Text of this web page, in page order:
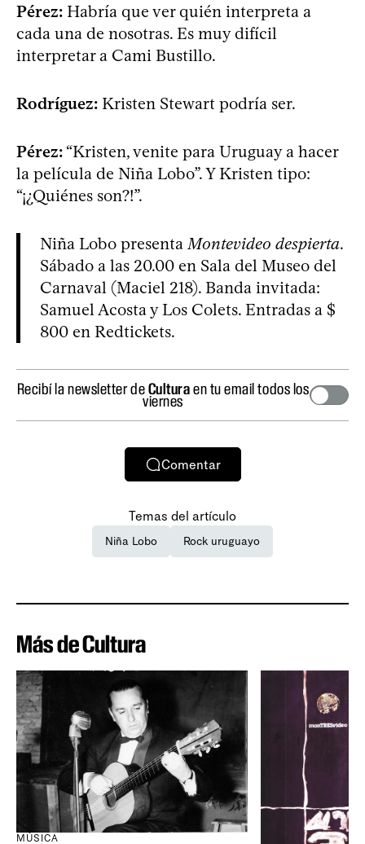
Pérez: Habría que ver quién interpreta a
cada una de nosotras. Es muy difícil
interpretar a Cami Bustillo.
Rodríguez: Kristen Stewart podría ser.
Pérez: “Kristen, venite para Uruguay a hacer
la película de Niña Lobo”. Y Kristen tipo:
“¡¿Quiénes son?!”.
Niña Lobo presentaMontevideo despierta.
Sábado a las 20.00 en Sala del Museo del
Carnaval (Maciel 218). Banda invitada:
Samuel Acosta y Los Colets. Entradas a $
800 en Redtickets.
Recibí la newsletter deCulturaen tu email todos los
viernes
Comentar
Temas del artículo
Niña Lobo Rock uruguayo
Más de Cultura
MÚSICA